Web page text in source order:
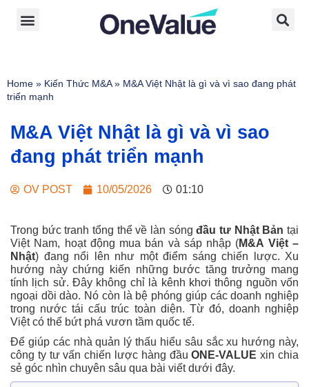
Home » Kiến Thức M&A» M&A Việt Nhật là gì và vì sao đang phát
triển mạnh
M&A Việt Nhật là gì và vì sao
đang phát triển mạnh
OV POST 10/05/2026 01:10
Trong bức tranh tổng thể về làn sóngđầu tư Nhật Bản tại
Việt Nam, hoạt động mua bán và sáp nhập (M&A Việt –
Nhật) đang nổi lên như một điểm sáng chiến lược. Xu
hướng này chứng kiến những bước tăng trưởng mang
tính lịch sử. Đây không chỉ là kênh khơi thông nguồn vốn
ngoại dồi dào. Nó còn là bệ phóng giúp các doanh nghiệp
trong nước tái cấu trúc toàn diện. Từ đó, doanh nghiệp
Việt có thể bứt phá vươn tầm quốc tế.
Để giúp các nhà quản lý thấu hiểu sâu sắc xu hướng này,
công ty tư vấn chiến lược hàng đầuONE-VALUE xin chia
sẻ góc nhìn chuyên sâu qua bài viết dưới đây.